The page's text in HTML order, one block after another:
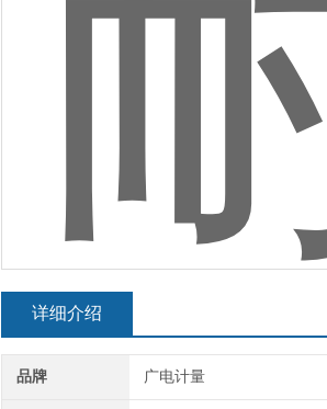
详细介绍
品牌 广电计量